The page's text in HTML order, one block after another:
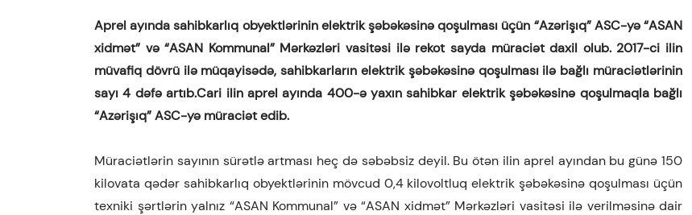
Aprel ayında sahibkarlıq obyektlərinin elektrik şəbəkəsinə qoşulması üçün “Azərişıq” ASC-yə “ASAN
xidmət” və “ASAN Kommunal” Mərkəzləri vasitəsi ilə rekot sayda müraciət daxil olub. 2017-ci ilin
müvafiq dövrü ilə müqayisədə, sahibkarların elektrik şəbəkəsinə qoşulması ilə bağlı müraciətlərinin
sayı 4 dəfə artıb.Cari ilin aprel ayında 400-ə yaxın sahibkar elektrik şəbəkəsinə qoşulmaqla bağlı
“Azərişıq” ASC-yə müraciət edib.
Müraciətlərin sayının sürətlə artması heç də səbəbsiz deyil. Bu ötən ilin aprel ayından bu günə 150
kilovata qədər sahibkarlıq obyektlərinin mövcud 0,4 kilovoltluq elektrik şəbəkəsinə qoşulması üçün
texniki şərtlərin yalnız “ASAN Kommunal” və “ASAN xidmət” Mərkəzləri vasitəsi ilə verilməsinə dair